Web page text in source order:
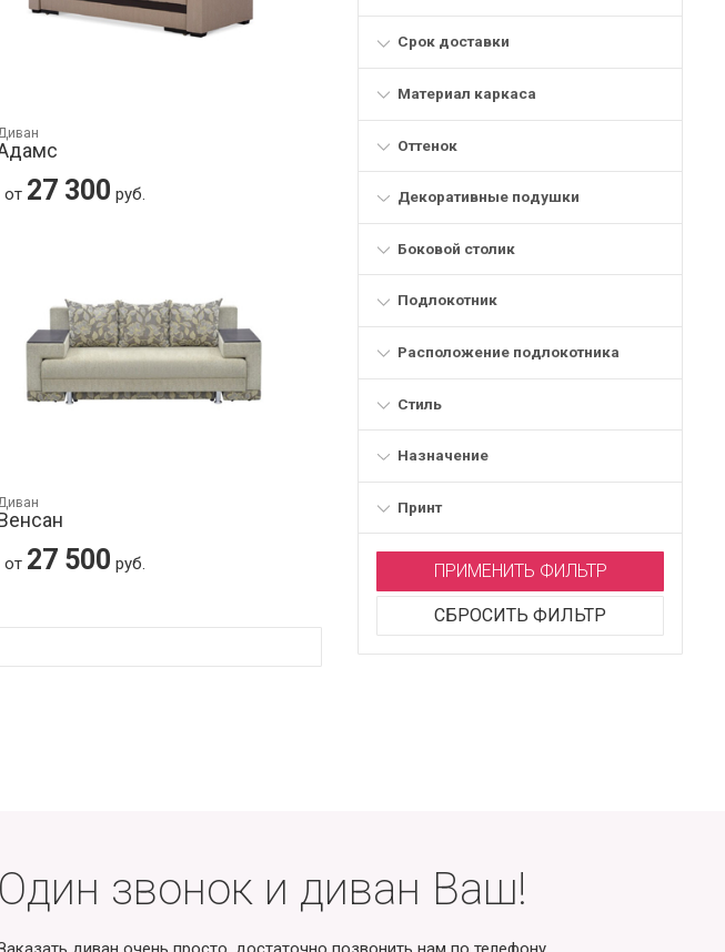
Срок доставки
Материал каркаса
Оттенок
Декоративные подушки
Боковой столик
Подлокотник
Расположение подлокотника
Стиль
Назначение
Принт
ПРИМЕНИТЬ ФИЛЬТР
СБРОСИТЬ ФИЛЬТР
от 27 300 руб.
от 27 500 руб.
Один звонок и диван Ваш!